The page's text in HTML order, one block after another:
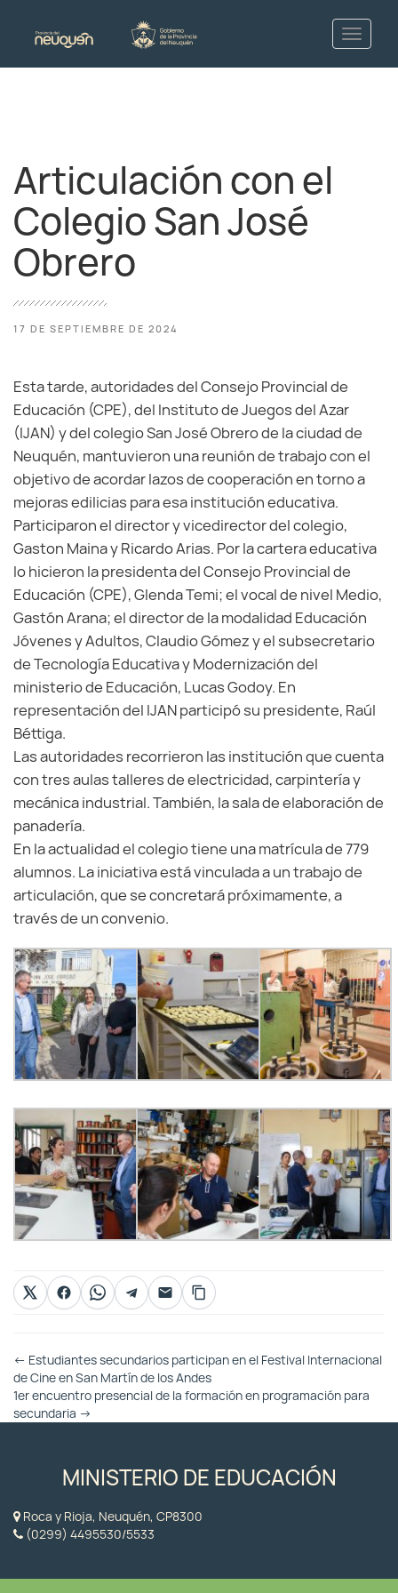
Articulación con el
Colegio San José
Obrero
17 DE SEPTIEMBRE DE 2024
Esta tarde, autoridades del Consejo Provincial de
Educación (CPE), del Instituto de Juegos del Azar
(IJAN) y del colegio San José Obrero de la ciudad de
Neuquén, mantuvieron una reunión de trabajo con el
objetivo de acordar lazos de cooperación en torno a
mejoras edilicias para esa institución educativa.
Participaron el director y vicedirector del colegio,
Gaston Maina y Ricardo Arias. Por la cartera educativa
lo hicieron la presidenta del Consejo Provincial de
Educación (CPE), Glenda Temi; el vocal de nivel Medio,
Gastón Arana; el director de la modalidad Educación
Jóvenes y Adultos, Claudio Gómez y el subsecretario
de Tecnología Educativa y Modernización del
ministerio de Educación, Lucas Godoy. En
representación del IJAN participó su presidente, Raúl
Béttiga.
Las autoridades recorrieron las institución que cuenta
con tres aulas talleres de electricidad, carpintería y
mecánica industrial. También, la sala de elaboración de
panadería.
En la actualidad el colegio tiene una matrícula de 779
alumnos. La iniciativa está vinculada a un trabajo de
articulación, que se concretará próximamente, a
través de un convenio.
Otras
Entradas
← Estudiantes secundarios participan en el Festival Internacional
de Cine en San Martín de los Andes
1er encuentro presencial de la formación en programación para
secundaria →
MINISTERIO DE EDUCACIÓN
Roca y Rioja, Neuquén, CP8300
(0299) 4495530/5533